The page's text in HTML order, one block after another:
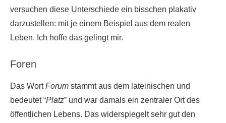
versuchen diese Unterschiede ein bisschen plakativ
darzustellen: mit je einem Beispiel aus dem realen
Leben. Ich hoffe das gelingt mir.
Foren
Das WortForum stammt aus dem lateinischen und
bedeutet “Platz” und war damals ein zentraler Ort des
öffentlichen Lebens. Das widerspiegelt sehr gut den